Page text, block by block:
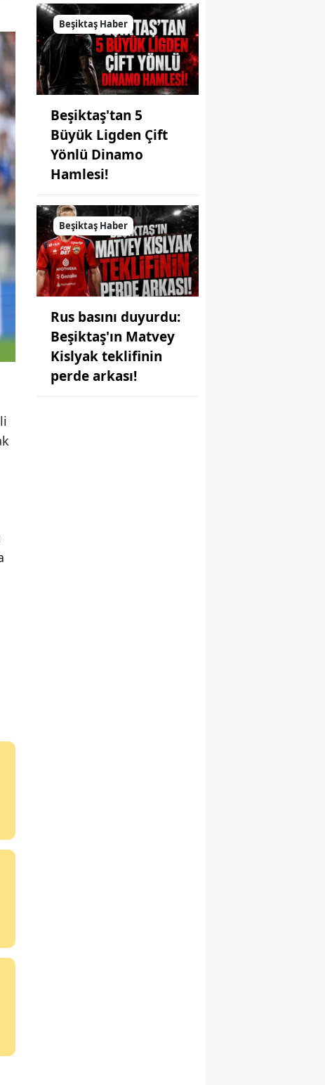
Beşiktaş Haber
Beşiktaş'tan 5
Büyük Ligden Çift
Yönlü Dinamo
Hamlesi!
Beşiktaş Haber
Rus basını duyurdu:
Beşiktaş'ın Matvey
Kislyak teklifinin
perde arkası!